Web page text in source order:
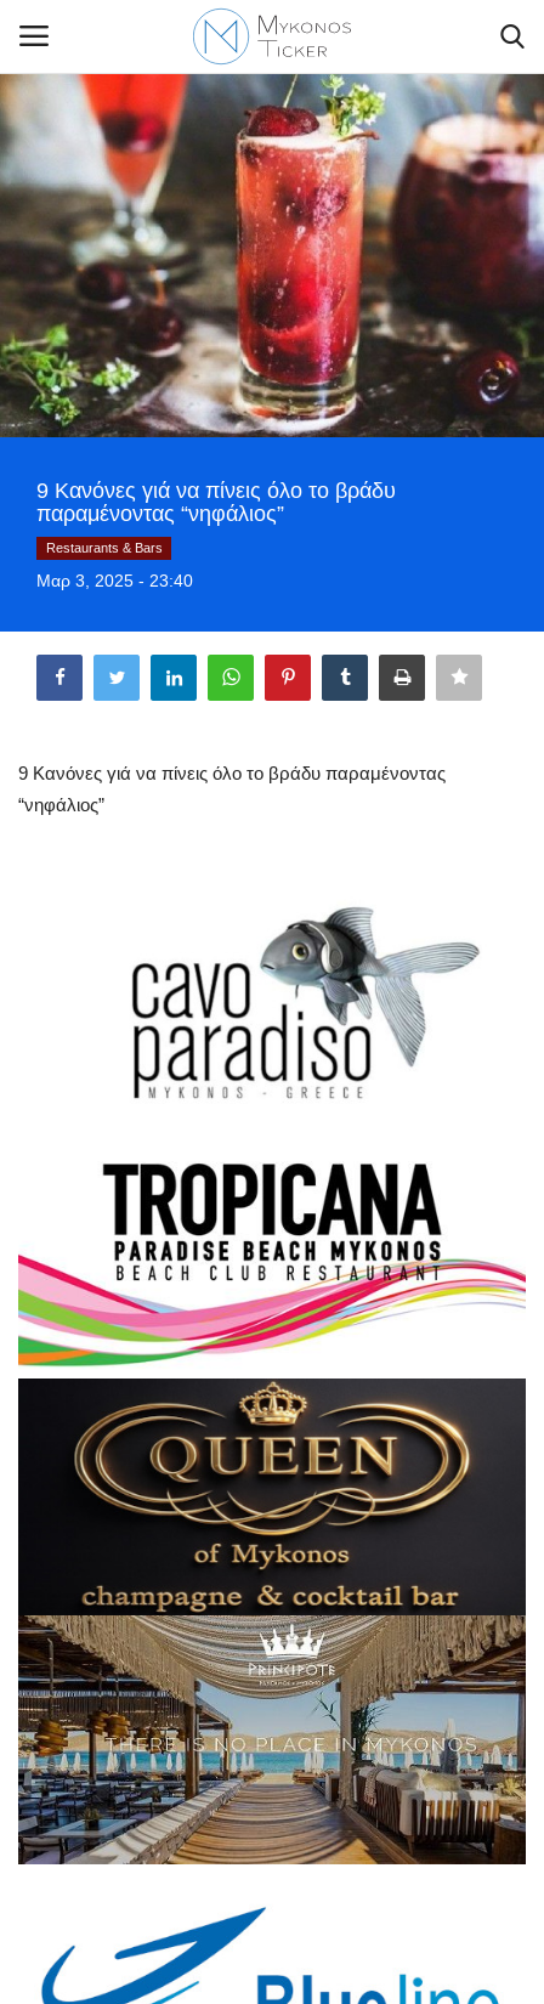
Contact Us
Politique
Business
Travel
World
Style Adorés
Greece
Entertainment
Arts & Culture
Mykonos Ticker TV
Σεβασμιώτατος Δωρόθεος Β’
Cost Of Living Crisis
Opinion + Analysis
L’Art des Sens
All News
Local Elections 2023
About
Elections 2023
Γλώσσα
Ελληνικά English
9 Κανόνες γιά να πίνεις όλο το βράδυ
παραμένοντας “νηφάλιος”
Restaurants & Bars
Μαρ 3, 2025 - 23:40
9 Κανόνες γιά να πίνεις όλο το βράδυ παραμένοντας
“νηφάλιος”